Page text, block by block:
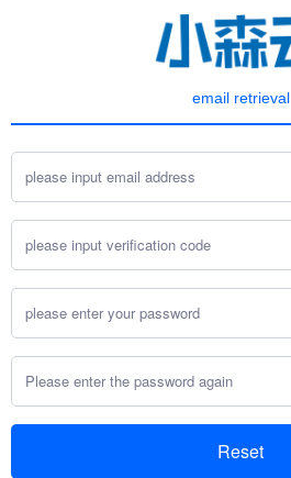
email retrieval
Reset